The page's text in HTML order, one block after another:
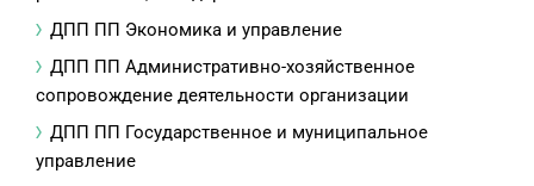
ДПП ПП Экономика и управление
ДПП ПП Административно-хозяйственное
сопровождение деятельности организации
ДПП ПП Государственное и муниципальное
управление